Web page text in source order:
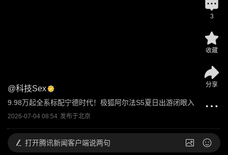
@科技Sex
9.98万起全系标配宁德时代！极狐阿尔法S5夏日出游闭眼入
2026-07-04 08:54 发布于北京
3
收藏
分享
打开腾讯新闻客户端说两句